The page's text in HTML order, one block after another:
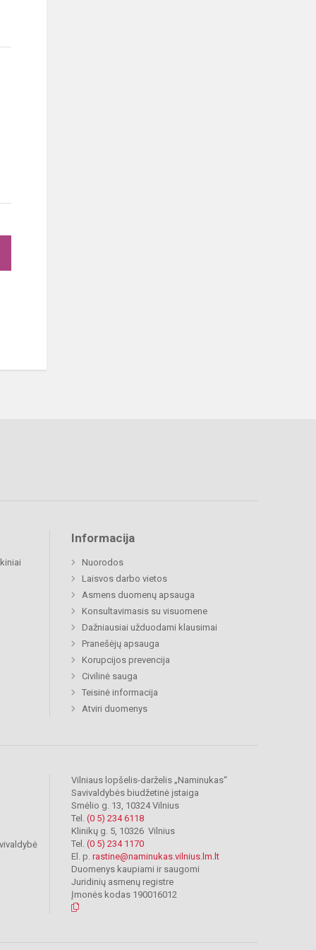
Informacija
Nuorodos
Laisvos darbo vietos
Asmens duomenų apsauga
Konsultavimasis su visuomene
Dažniausiai užduodami klausimai
Pranešėjų apsauga
Korupcijos prevencija
Civilinė sauga
Teisinė informacija
Atviri duomenys
Vilniaus lopšelis-darželis „Naminukas“
Savivaldybės biudžetinė įstaiga
Smėlio g. 13, 10324 Vilnius
Tel. (0 5) 234 6118
Klinikų g. 5, 10326 Vilnius
Tel. (0 5) 234 1170
El. p. rastine@naminukas.vilnius.lm.lt
Duomenys kaupiami ir saugomi
Juridinių asmenų registre
Įmonės kodas 190016012